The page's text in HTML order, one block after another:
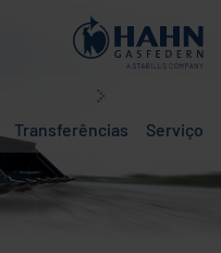
Transferências Serviço